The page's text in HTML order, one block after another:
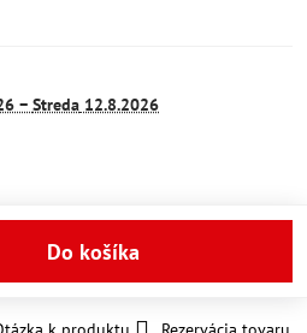
− Streda 12.8.2026
Do košíka